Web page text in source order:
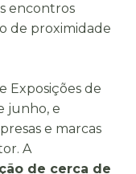
encontros
de proximidade
Exposições de
junho, e
e marcas
A
de cerca de